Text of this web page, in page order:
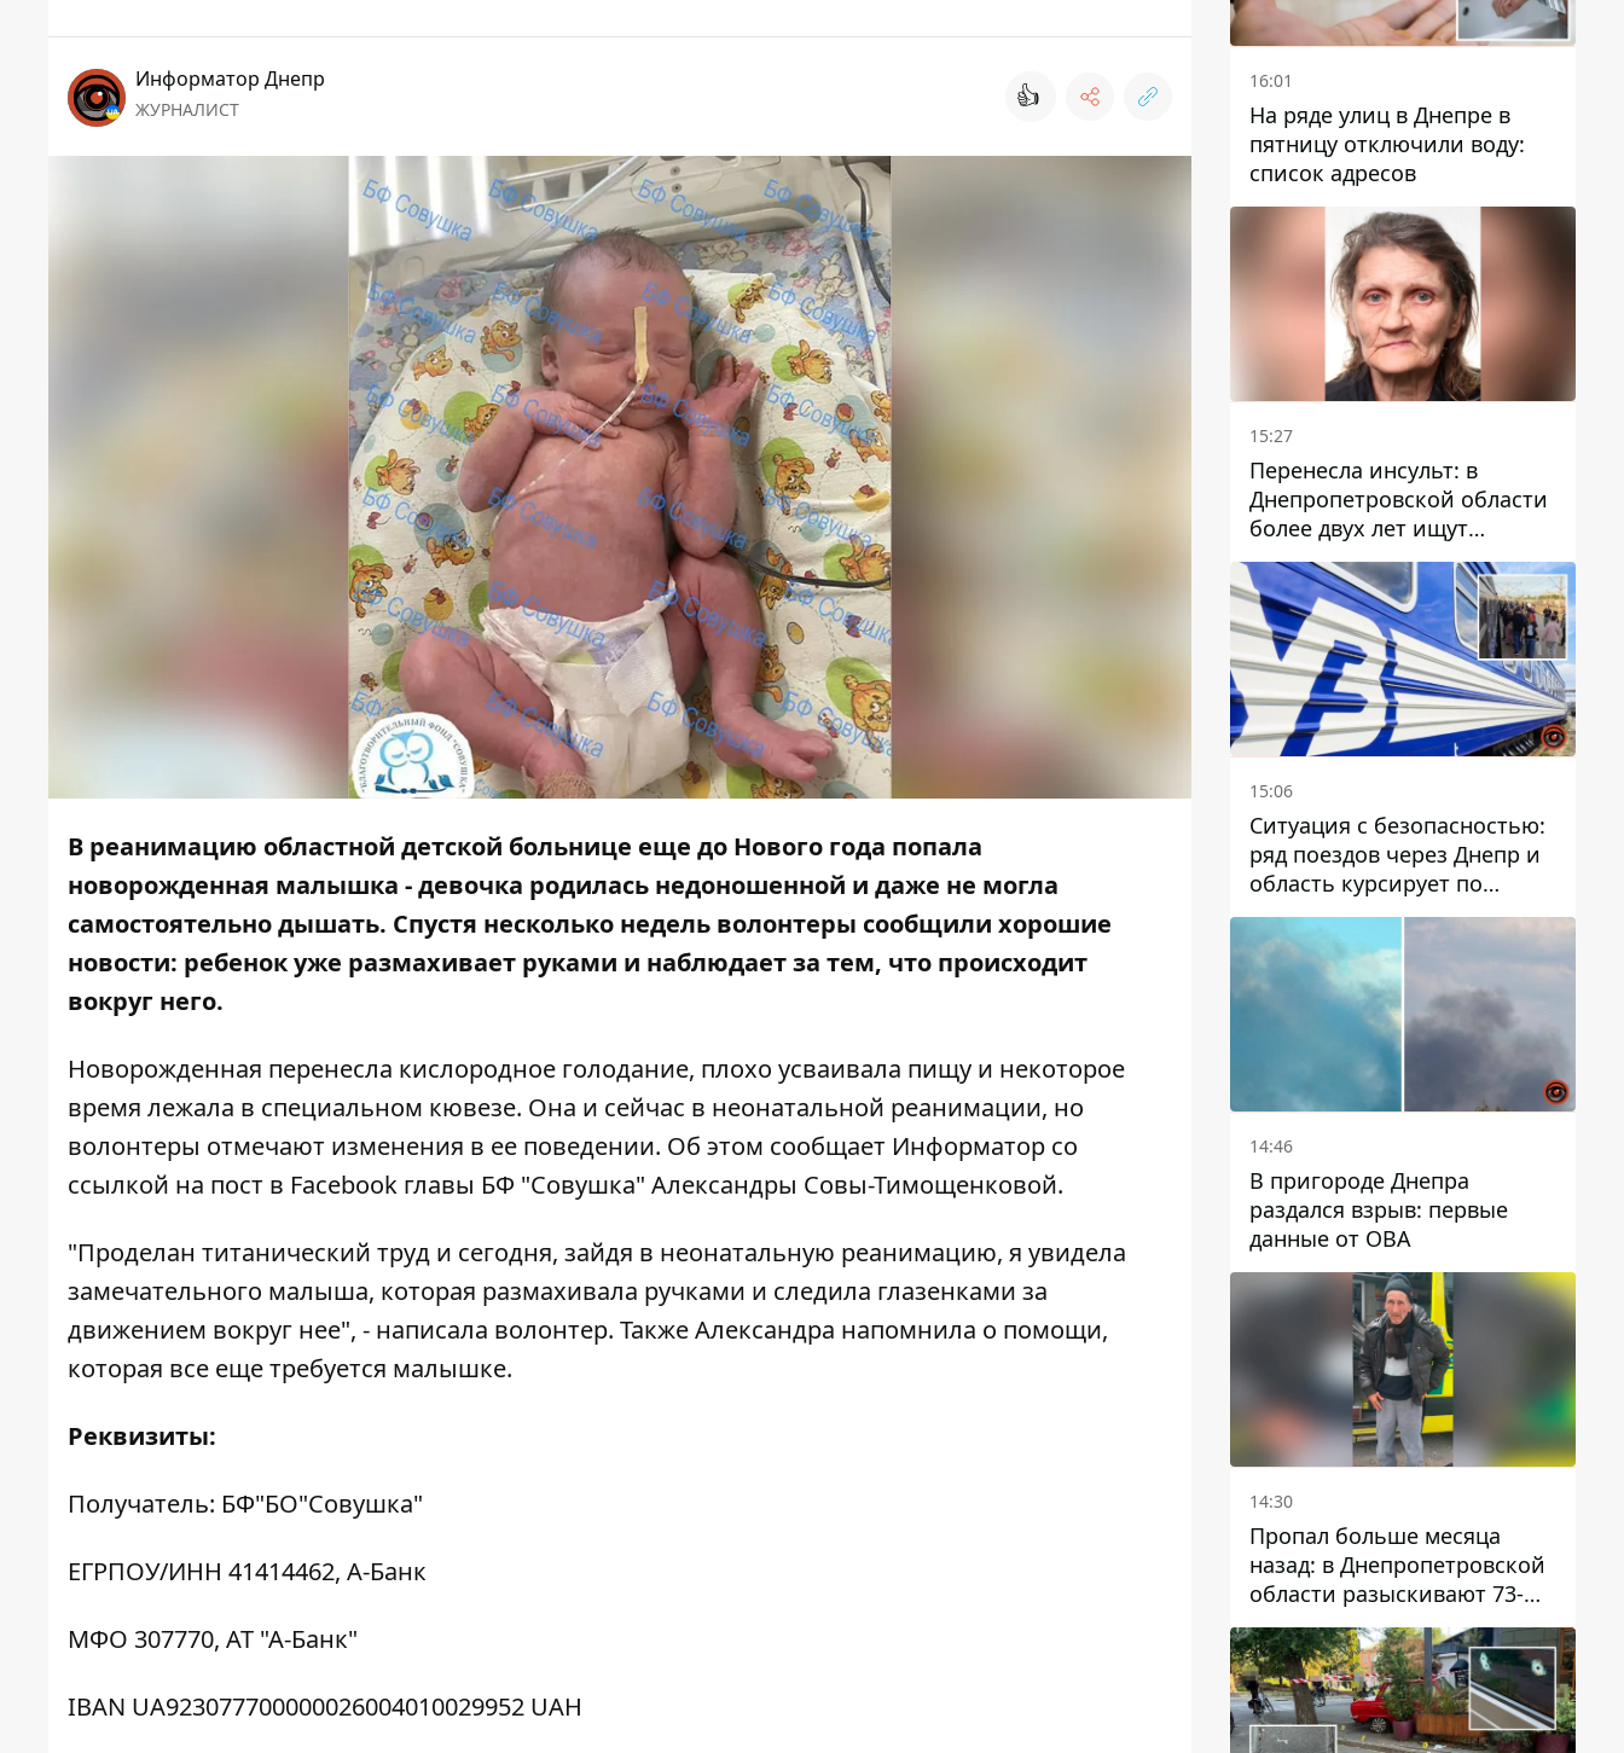
Информатор Днепр
ЖУРНАЛИСТ 👍
В реанимацию областной детской больнице еще до Нового года попала
новорожденная малышка - девочка родилась недоношенной и даже не могла
самостоятельно дышать. Спустя несколько недель волонтеры сообщили хорошие
новости: ребенок уже размахивает руками и наблюдает за тем, что происходит
вокруг него.
Новорожденная перенесла кислородное голодание, плохо усваивала пищу и некоторое
время лежала в специальном кювезе. Она и сейчас в неонатальной реанимации, но
волонтеры отмечают изменения в ее поведении. Об этом сообщает Информатор со
ссылкой на пост в Facebook главы БФ "Совушка" Александры Совы-Тимощенковой.
"Проделан титанический труд и сегодня, зайдя в неонатальную реанимацию, я увидела
замечательного малыша, которая размахивала ручками и следила глазенками за
движением вокруг нее", - написала волонтер. Также Александра напомнила о помощи,
которая все еще требуется малышке.
Реквизиты:
Получатель: БФ"БО"Совушка"
ЕГРПОУ/ИНН 41414462, А-Банк
МФО 307770, АТ "А-Банк"
IBAN UA923077700000026004010029952 UAH
16:01
На ряде улиц в Днепре в
пятницу отключили воду:
список адресов
15:27
Перенесла инсульт: в
Днепропетровской области
более двух лет ищут
пропавшую женщину
15:06
Ситуация с безопасностью:
ряд поездов через Днепр и
область курсирует по
измененному маршруту, а
часть пути заменили
автобусами и электричками
14:46
В пригороде Днепра
раздался взрыв: первые
данные от ОВА
14:30
Пропал больше месяца
назад: в Днепропетровской
области разыскивают 73-
летнего мужчину